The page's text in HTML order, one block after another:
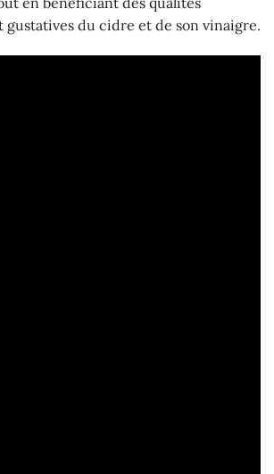
du cidre et de son vinaigre.